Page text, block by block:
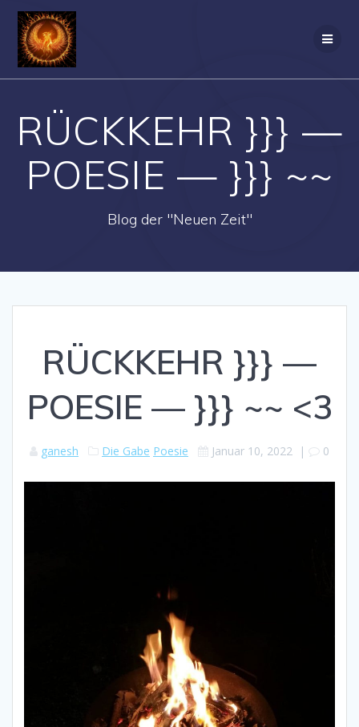
RÜCKKEHR }}} —
POESIE — }}} ~~
Blog der "Neuen Zeit"
RÜCKKEHR }}} —
POESIE — }}} ~~ <3
ganesh Die Gabe Poesie Januar 10, 2022 | 0